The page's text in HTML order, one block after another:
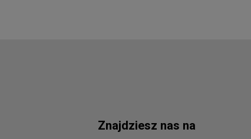
Znajdziesz nas na